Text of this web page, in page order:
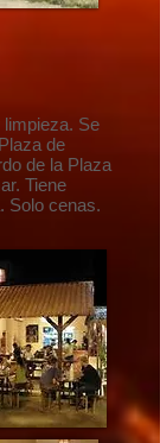
limpieza. Se
de
de la Plaza
Tiene
Solo cenas.